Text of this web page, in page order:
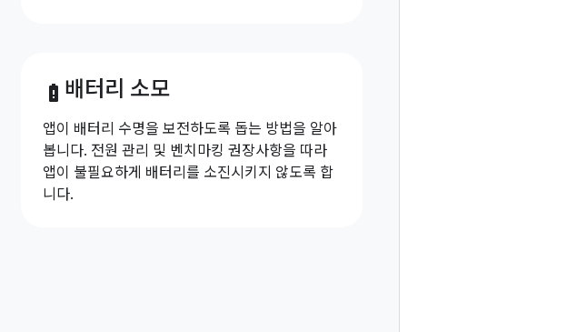
battery_alert 배터리 소모
앱이 배터리 수명을 보전하도록 돕는 방법을 알아
봅니다. 전원 관리 및 벤치마킹 권장사항을 따라
앱이 불필요하게 배터리를 소진시키지 않도록 합
니다.